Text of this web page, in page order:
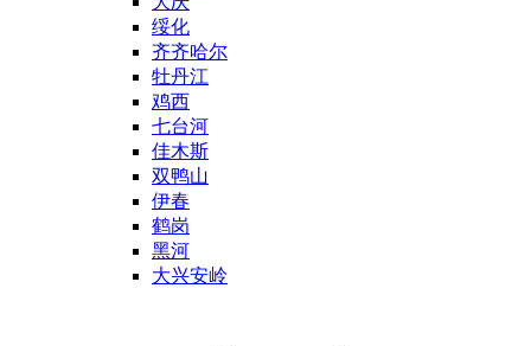
绥化
齐齐哈尔
牡丹江
鸡西
七台河
佳木斯
双鸭山
伊春
鹤岗
黑河
大兴安岭